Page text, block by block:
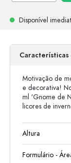
Disponível
Motivação de
e decorativa!
ml 'Gnome de
licores de
Altura
Formulário -